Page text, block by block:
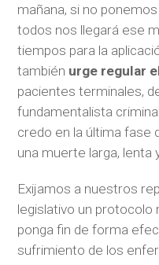
mañana, si no
todos nos llegará ese
tiempos para la
también urge regular
pacientes terminales,
fundamentalista
credo en la última fase
una muerte larga, lenta
Exijamos a nuestros
legislativo un protocolo
ponga fin de forma
sufrimiento de los